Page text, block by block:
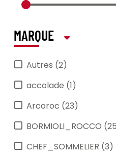
Optima
Pichets grès
Quattro stagioni
Sublime
Swing
Trentina
Vino classico
MARQUE
Autres (2)
accolade (1)
Arcoroc (23)
BORMIOLI_ROCCO
CHEF_SOMMELIER (3)